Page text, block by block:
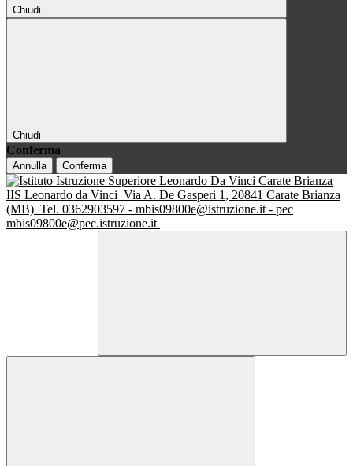
Chiudi
Chiudi
Conferma
Annulla Conferma
IIS Leonardo da Vinci Via A. De Gasperi 1, 20841 Carate Brianza
(MB) Tel. 0362903597 - mbis09800e@istruzione.it - pec
mbis09800e@pec.istruzione.it